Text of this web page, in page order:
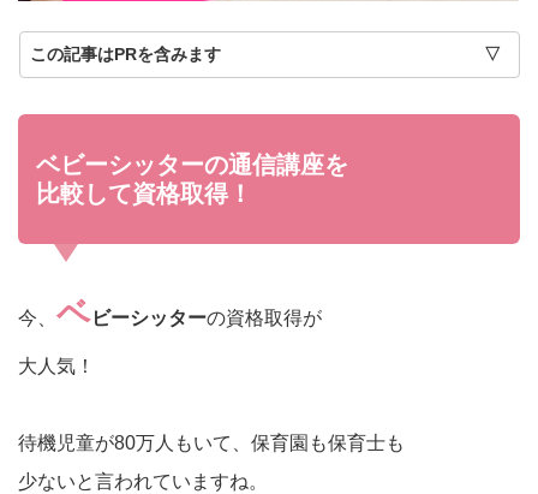
この記事はPRを含みます
ベビーシッターの通信講座を
比較して資格取得！
今 ベビーシッターの資格取得が
大人気！
待機児童が80万人もいて、保育園も保育士も
少ないと言われていますね。